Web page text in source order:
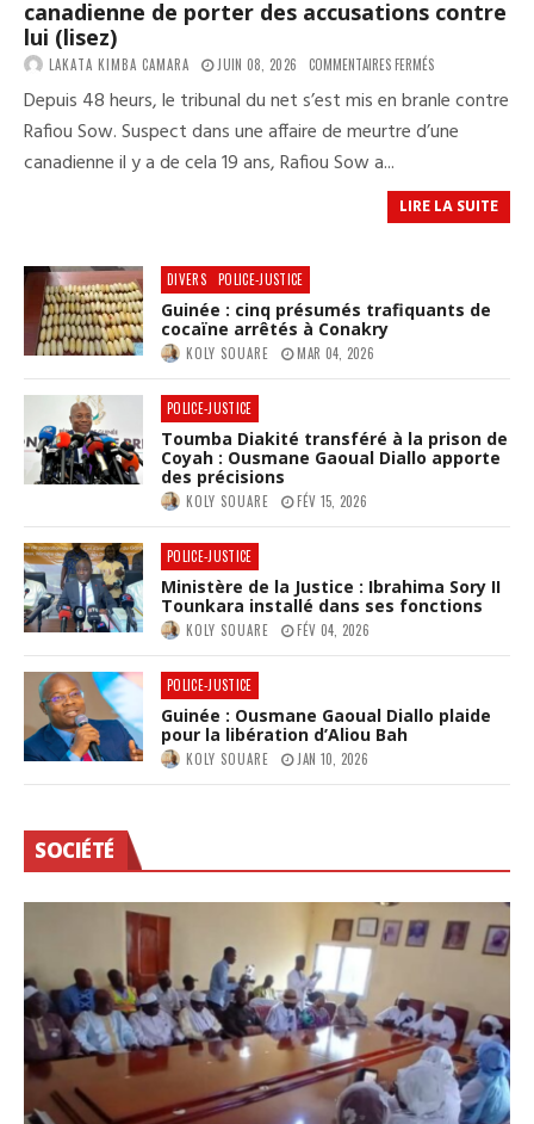
canadienne de porter des accusations contre
lui (lisez)
LAKATA KIMBA CAMARA JUIN 08, 2026 COMMENTAIRES FERMÉSSUR
RAFIOU
:
DE
L’ENQUÊTE
LA
CONTRE
LUI
Depuis 48 heurs, le tribunal du net s’est mis en branle contre
Rafiou Sow. Suspect dans une affaire de meurtre d’une
canadienne il y a de cela 19 ans, Rafiou Sow a...
LIRE LA SUITE
DIVERS POLICE-JUSTICE
Guinée : cinq présumés trafiquants de
cocaïne arrêtés à Conakry
KOLY SOUARE MAR 04, 2026
POLICE-JUSTICE
Toumba Diakité transféré à la prison de
Coyah : Ousmane Gaoual Diallo apporte
des précisions
KOLY SOUARE FÉV 15, 2026
POLICE-JUSTICE
Ministère de la Justice : Ibrahima Sory II
Tounkara installé dans ses fonctions
KOLY SOUARE FÉV 04, 2026
POLICE-JUSTICE
Guinée : Ousmane Gaoual Diallo plaide
pour la libération d’Aliou Bah
KOLY SOUARE JAN 10, 2026
SOCIÉTÉ